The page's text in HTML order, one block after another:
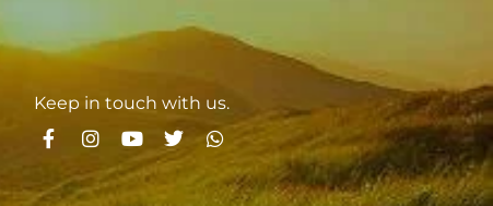
Keep in touch with us.